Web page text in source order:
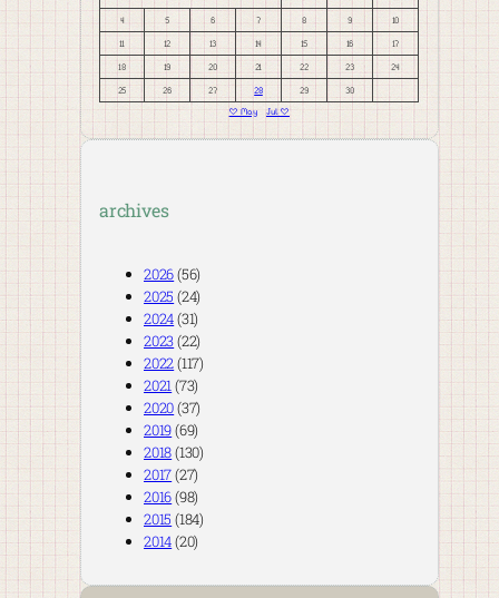
4 5 6 7 8 9 10
11 12 13 14 15 16 17
18 19 20 21 22 23 24
25 26 27 28 29
30
« May
Jul »
archives
2026(56)
2025 (24)
2024(31)
2023(22)
2022(117)
2021 (73)
2020(37)
2019(69)
2018(130)
2017(27)
2016(98)
2015 (184)
2014(20)